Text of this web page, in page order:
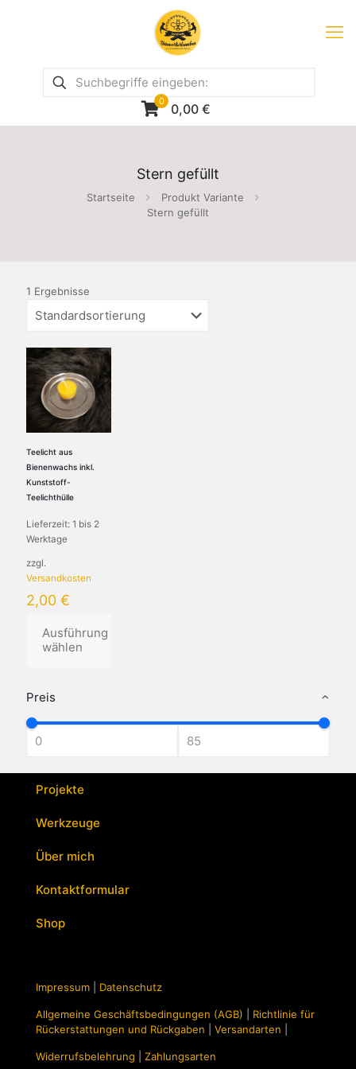
0 0,00 €
Stern gefüllt
Startseite
Produkt Variante
Stern gefüllt
Preis
1 Ergebnisse
Teelicht aus
Bienenwachs inkl.
Kunststoff-
Teelichthülle
Lieferzeit: 1 bis 2
Werktage
zzgl.
Versandkosten
2,00 €
Ausführung
wählen
Produkt
mehrere
Varianten
Optionen
können
der
gewählt
Projekte
Werkzeuge
Über mich
Kontaktformular
Shop
Impressum Datenschutz
Allgemeine Geschäftsbedingungen (AGB)
Richtlinie für
Rückerstattungen und Rückgaben
Versandarten
Widerrufsbelehrung Zahlungsarten